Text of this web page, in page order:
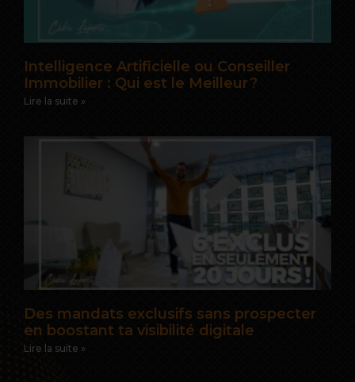
Intelligence Artificielle ou Conseiller
Immobilier : Qui est le Meilleur ?
Lire la suite »
Des mandats exclusifs sans prospecter
en boostant ta visibilité digitale
Lire la suite »